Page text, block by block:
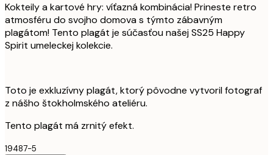
Kokteily a kartové hry: víťazná kombinácia! Prineste retro
atmosféru do svojho domova s týmto zábavným
plagátom! Tento plagát je súčasťou našej SS25 Happy
Spirit umeleckej kolekcie.
Toto je exkluzívny plagát, ktorý pôvodne vytvoril fotograf
z nášho štokholmského ateliéru.
Tento plagát má zrnitý efekt.
19487-5